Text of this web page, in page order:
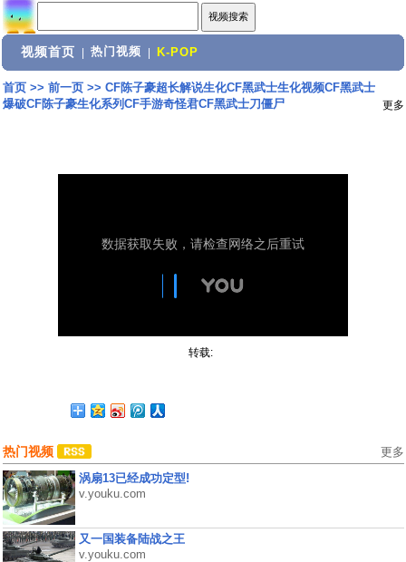
视频首页 热门视频 K-POP
首页>> 前一页>> CF陈子豪超长解说生化CF黑武士生化视频CF黑武士
爆破CF陈子豪生化系列CF手游奇怪君CF黑武士刀僵尸
更多
转载:
热门视频 更多
涡扇13已经成功定型!
v.youku.com
又一国装备陆战之王
v.youku.com